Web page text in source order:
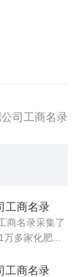
司工商名录
工商名录
商名录采集了
多家化肥...
工商名录